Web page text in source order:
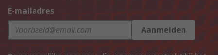
E-mailadres
Aanmelden